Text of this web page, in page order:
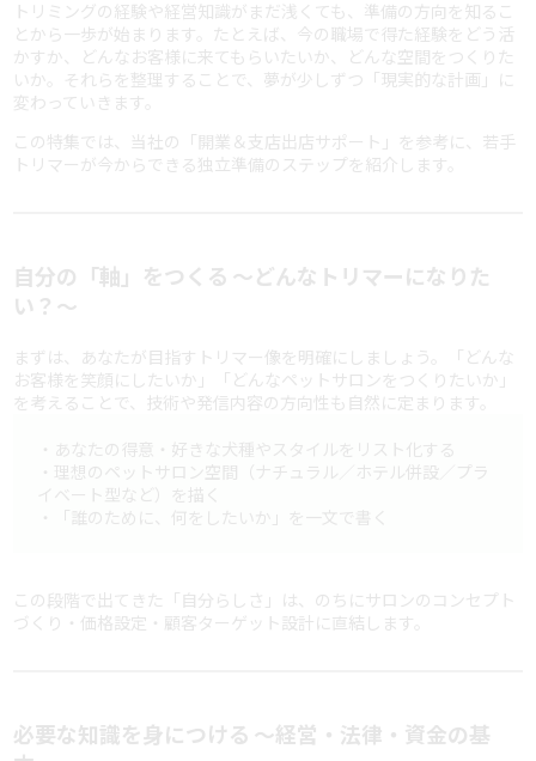
トリミングの経験や経営知識がまだ浅くても、準備の方向を知るこ
とから一歩が始まります。たとえば、今の職場で得た経験をどう活
かすか、どんなお客様に来てもらいたいか、どんな空間をつくりた
いか。それらを整理することで、夢が少しずつ「現実的な計画」に
変わっていきます。
この特集では、当社の「開業＆支店出店サポート」を参考に、若手
トリマーが今からできる独立準備のステップを紹介します。
自分の「軸」をつくる 〜どんなトリマーになりた
い？〜
まずは、あなたが目指すトリマー像を明確にしましょう。「どんな
お客様を笑顔にしたいか」「どんなペットサロンをつくりたいか」
を考えることで、技術や発信内容の方向性も自然に定まります。
・あなたの得意・好きな犬種やスタイルをリスト化する
・理想のペットサロン空間（ナチュラル／ホテル併設／プラ
イベート型など）を描く
・「誰のために、何をしたいか」を一文で書く
この段階で出てきた「自分らしさ」は、のちにサロンのコンセプト
づくり・価格設定・顧客ターゲット設計に直結します。
必要な知識を身につける 〜経営・法律・資金の基